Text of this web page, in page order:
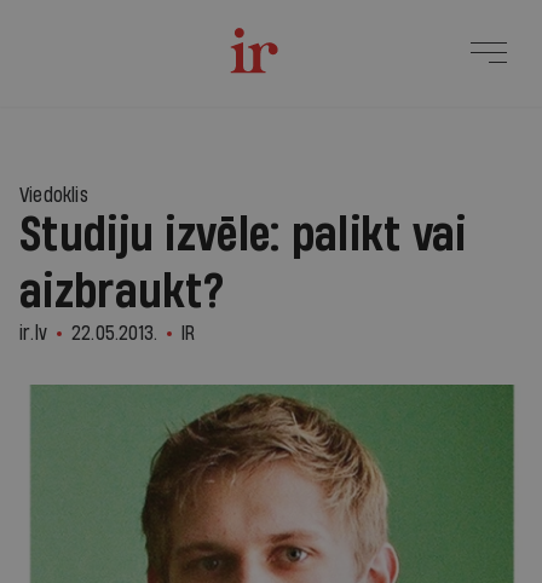
Viedoklis
Studiju izvēle: palikt vai
aizbraukt?
ir.lv 22.05.2013. IR